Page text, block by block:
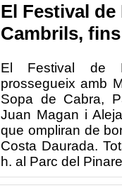
El Festival de
Cambrils,
El Festival
de
prossegueix amb
Sopa de Cabra,
Juan Magan i
que ompliran de
Costa Daurada.
h. al Parc del